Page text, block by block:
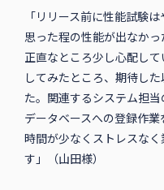
「リリース前に性能試験
思った程の性能が出なか
正直なところ少し心配し
してみたところ、期待し
た。関連するシステム担当
データベースへの登録作
時間が少なくストレスな
す」（山田様）